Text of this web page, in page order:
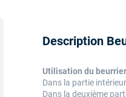
Description
Utilisation du
Dans la partie
Dans la deuxième